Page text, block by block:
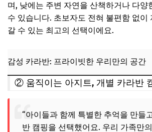
며, 낮에는 주변 자연을 산책하거나 다양
수 있습니다. 초보자도 전혀 불편함 없이
갈 수 있는 최고의 선택이에요.
감성 카라반: 프라이빗한 우리만의 공간
② 움직이는 아지트, 개별 카라반
“아이들과 함께 특별한 추억을 만들
반 캠핑을 선택했어요. 우리 가족만